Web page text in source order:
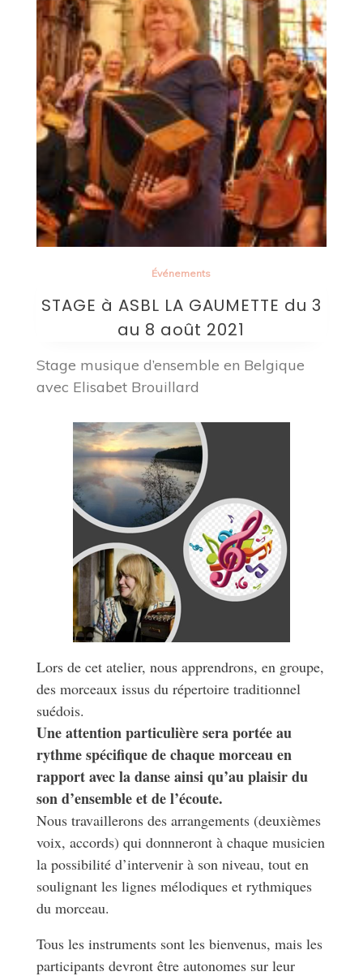
Événements
STAGE à ASBL LA GAUMETTE du 3
au 8 août 2021
Stage musique d’ensemble en Belgique
avec Elisabet Brouillard
Lors de cet atelier, nous apprendrons, en groupe,
des morceaux issus du répertoire traditionnel
suédois.
Une attention particulière sera portée au
rythme spécifique de chaque morceau en
rapport avec la danse ainsi qu’au plaisir du
son d’ensemble et de l’écoute.
Nous travaillerons des arrangements (deuxièmes
voix, accords) qui donnneront à chaque musicien
la possibilité d’intervenir à son niveau, tout en
soulignant les lignes mélodiques et rythmiques
du morceau.
Tous les instruments sont les bienvenus, mais les
participants devront être autonomes sur leur